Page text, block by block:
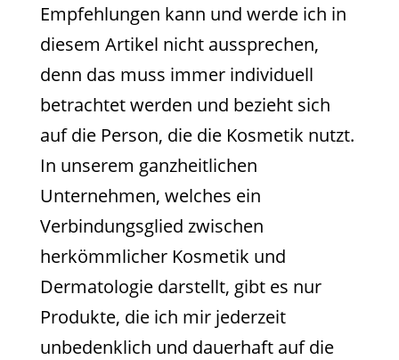
Empfehlungen kann und werde ich in
diesem Artikel nicht aussprechen,
denn das muss immer individuell
betrachtet werden und bezieht sich
auf die Person, die die Kosmetik nutzt.
In unserem ganzheitlichen
Unternehmen, welches ein
Verbindungsglied zwischen
herkömmlicher Kosmetik und
Dermatologie darstellt, gibt es nur
Produkte, die ich mir jederzeit
unbedenklich und dauerhaft auf die